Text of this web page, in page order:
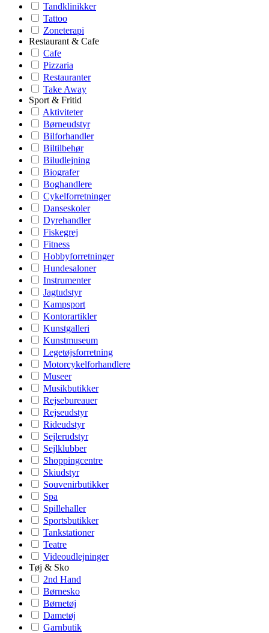
Tandklinikker
Tattoo
Zoneterapi
Restaurant & Cafe
Cafe
Pizzaria
Restauranter
Take Away
Sport & Fritid
Aktiviteter
Børneudstyr
Bilforhandler
Biltilbehør
Biludlejning
Biografer
Boghandlere
Cykelforretninger
Danseskoler
Dyrehandler
Fiskegrej
Fitness
Hobbyforretninger
Hundesaloner
Instrumenter
Jagtudstyr
Kampsport
Kontorartikler
Kunstgalleri
Kunstmuseum
Legetøjsforretning
Motorcykelforhandlere
Museer
Musikbutikker
Rejsebureauer
Rejseudstyr
Rideudstyr
Sejlerudstyr
Sejlklubber
Shoppingcentre
Skiudstyr
Souvenirbutikker
Spa
Spillehaller
Sportsbutikker
Tankstationer
Teatre
Videoudlejninger
Tøj & Sko
2nd Hand
Børnesko
Børnetøj
Dametøj
Garnbutik